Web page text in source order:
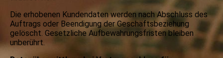
Die erhobenen Kundendaten werden nach Abschluss des
Auftrags oder Beendigung der Geschäftsbeziehung
gelöscht. Gesetzliche Aufbewahrungsfristen bleiben
unberührt.